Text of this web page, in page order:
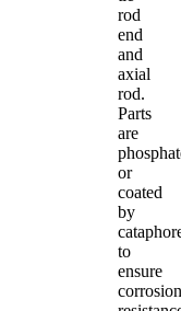
rod
end
and
axial
rod.
Parts
are
or
coated
by
to
ensure
corrosion